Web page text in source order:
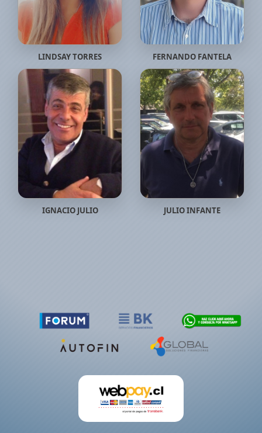
LINDSAY TORRES FERNANDO FANTELA
IGNACIO JULIO JULIO INFANTE